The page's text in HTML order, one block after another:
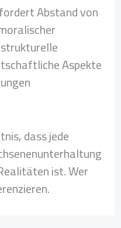
Abstand von
Aspekte
dass jede
ist. Wer